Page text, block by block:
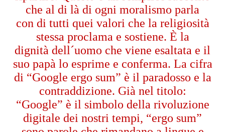
che al di là di ogni moralismo parla
con di tutti quei valori che la religiosità
stessa proclama e sostiene. È la
dignità dell´uomo che viene esaltata e il
suo papà lo esprime e conferma. La cifra
di “Google ergo sum” è il paradosso e la
contraddizione. Già nel titolo:
“Google” è il simbolo della rivoluzione
digitale dei nostri tempi, “ergo sum”